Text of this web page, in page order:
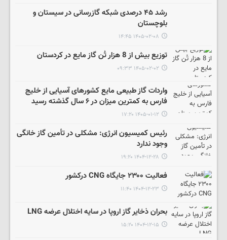
رشد ۴۵ درصدی شبکه گازرسانی در سیستان و
بلوچستان
۱۴۰۵-۰۲-۰۸ ۱۴:۴۵
توزیع بیش از 8 هزار تُن گاز مایع در کردستان
۱۴۰۵-۰۲-۰۲ ۰۹:۳۳
واردات گاز طبیعی مایع کشورهای آسیایی از خلیج
فارس به کمترین میزان در ۶ سال گذشته رسید
۱۴۰۵-۰۱-۱۲ ۱۷:۲۰
رئیس کمیسیون انرژی: مشکلی در تأمین گاز خانگی
وجود ندارد
۱۴۰۴-۱۲-۲۸ ۱۹:۲۰
فعالیت ۲۳۰۰ جایگاه CNG درکشور
۱۴۰۴-۱۲-۲۳ ۱۱:۴۰
بحران ذخایر گاز اروپا در سایه اختلال عرضه LNG
۱۴۰۴-۱۲-۱۵ ۱۵:۲۰